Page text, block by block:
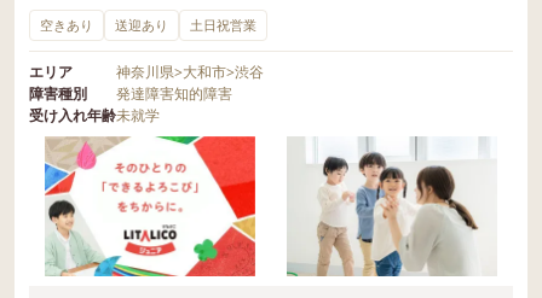
空きあり 送迎あり 土日祝営業
エリア 神奈川県>大和市>渋谷
障害種別
発達障害知的障害
受け入れ年齢未就学